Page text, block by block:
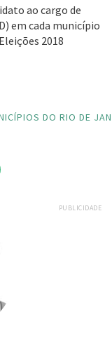
ao cargo de
em cada município
2018
DO RIO DE
PUBLICIDADE